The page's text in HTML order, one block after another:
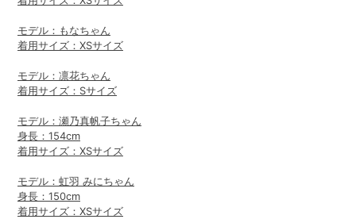
モデル：もなちゃん
着用サイズ：XSサイズ
モデル：凛花ちゃん
着用サイズ：Sサイズ
モデル：瀬乃真帆子ちゃん
身長：154cm
着用サイズ：XSサイズ
モデル：虹羽 みにちゃん
身長：150cm
着用サイズ：XSサイズ